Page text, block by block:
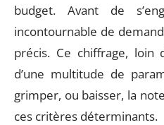
budget. Avant de
incontournable de
précis. Ce chiffrage, loin
d’une multitude de
grimper, ou baisser, la
ces critères déterminants.